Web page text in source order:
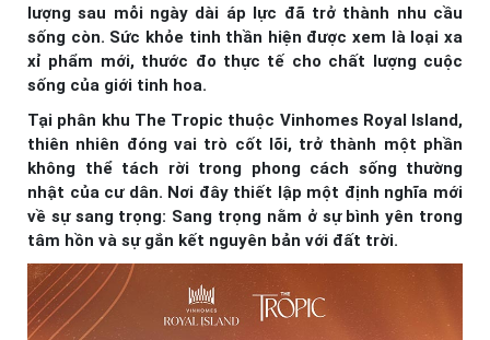
lượng sau mỗi ngày dài áp lực đã trở thành nhu cầu
sống còn. Sức khỏe tinh thần hiện được xem là loại xa
xỉ phẩm mới, thước đo thực tế cho chất lượng cuộc
sống của giới tinh hoa.
Tại phân khu The Tropic thuộc Vinhomes Royal Island,
thiên nhiên đóng vai trò cốt lõi, trở thành một phần
không thể tách rời trong phong cách sống thường
nhật của cư dân. Nơi đây thiết lập một định nghĩa mới
về sự sang trọng: Sang trọng nằm ở sự bình yên trong
tâm hồn và sự gắn kết nguyên bản với đất trời.